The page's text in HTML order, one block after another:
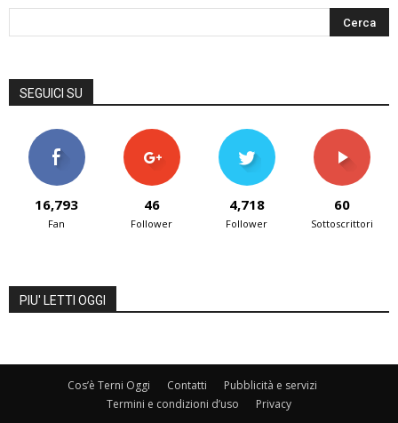
SEGUICI SU
16,793
Fan
46
Follower
4,718
Follower
60
Sottoscrittori
PIU' LETTI OGGI
Cos’è Terni Oggi Contatti
Pubblicità e servizi
Termini e condizioni d’uso
Privacy